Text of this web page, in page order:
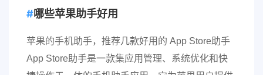
哪些苹果助手好用
苹果的手机助手，推荐几款好用的 App Store助手
App Store助手是一款集应用管理、系统优化和快